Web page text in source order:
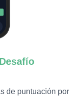
de puntuación por